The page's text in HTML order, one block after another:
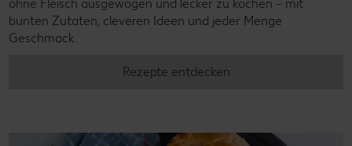
ohne Fleisch ausgewogen und lecker zu kochen – mit
bunten Zutaten, cleveren Ideen und jeder Menge
Geschmack.
Rezepte entdecken